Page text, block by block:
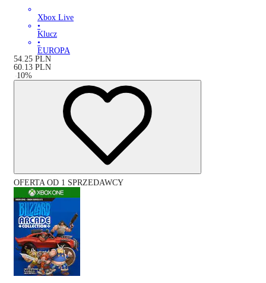
Xbox Live
•
Klucz
•
EUROPA
54.25 PLN
60.13 PLN
-10%
OFERTA OD 1 SPRZEDAWCY